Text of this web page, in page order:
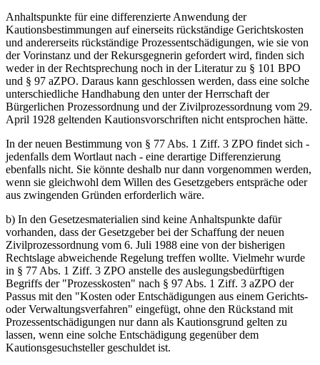
Anhaltspunkte für eine differenzierte Anwendung der
Kautionsbestimmungen auf einerseits rückständige Gerichtskosten
und andererseits rückständige Prozessentschädigungen, wie sie von
der Vorinstanz und der Rekursgegnerin gefordert wird, finden sich
weder in der Rechtsprechung noch in der Literatur zu § 101 BPO
und § 97 aZPO. Daraus kann geschlossen werden, dass eine solche
unterschiedliche Handhabung den unter der Herrschaft der
Bürgerlichen Prozessordnung und der Zivilprozessordnung vom 29.
April 1928 geltenden Kautionsvorschriften nicht entsprochen hätte.
In der neuen Bestimmung von § 77 Abs. 1 Ziff. 3 ZPO findet sich -
jedenfalls dem Wortlaut nach - eine derartige Differenzierung
ebenfalls nicht. Sie könnte deshalb nur dann vorgenommen werden,
wenn sie gleichwohl dem Willen des Gesetzgebers entspräche oder
aus zwingenden Gründen erforderlich wäre.
b) In den Gesetzesmaterialien sind keine Anhaltspunkte dafür
vorhanden, dass der Gesetzgeber bei der Schaffung der neuen
Zivilprozessordnung vom 6. Juli 1988 eine von der bisherigen
Rechtslage abweichende Regelung treffen wollte. Vielmehr wurde
in § 77 Abs. 1 Ziff. 3 ZPO anstelle des auslegungsbedürftigen
Begriffs der "Prozesskosten" nach § 97 Abs. 1 Ziff. 3 aZPO der
Passus mit den "Kosten oder Entschädigungen aus einem Gerichts-
oder Verwaltungsverfahren" eingefügt, ohne den Rückstand mit
Prozessentschädigungen nur dann als Kautionsgrund gelten zu
lassen, wenn eine solche Entschädigung gegenüber dem
Kautionsgesuchsteller geschuldet ist.